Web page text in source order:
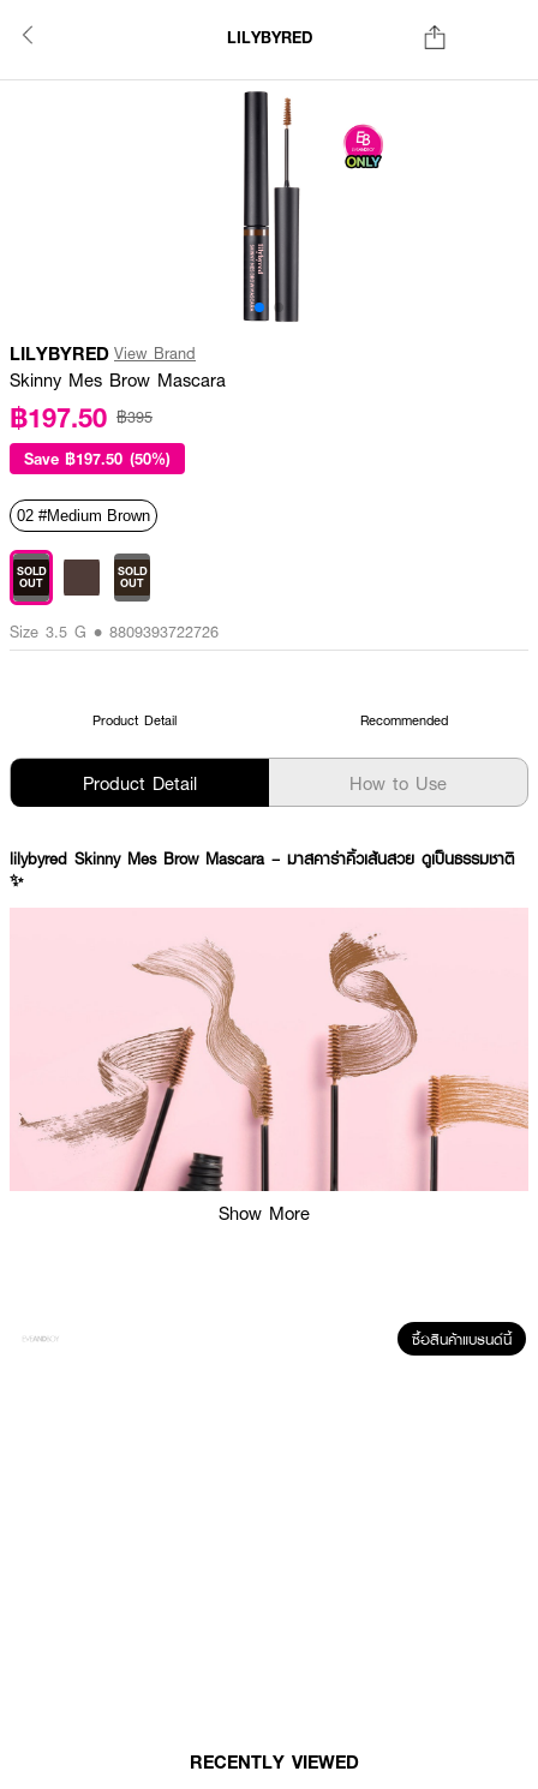
LILYBYRED
LILYBYRED View Brand
Skinny Mes Brow Mascara
฿197.50 ฿395
Save ฿197.50 (50%)
02 #Medium Brown
SOLD
OUT
SOLD
OUT
Size 3.5 G • 8809393722726
Product Detail Recommended
Product Detail How to Use
lilybyred Skinny Mes Brow Mascara – มาสคาร่าคิ้วเส้นสวย ดูเป็นธรรมชาติ
✨
Show More
ซื้อสินค้าแบรนด์นี้
RECENTLY VIEWED